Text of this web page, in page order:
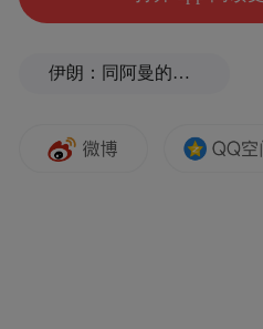
日在洛杉矶对阵比利
阵埃及队。
第2，将可能在世界杯
伊朗：同阿曼的谈判与霍尔木兹海峡能否重开无关